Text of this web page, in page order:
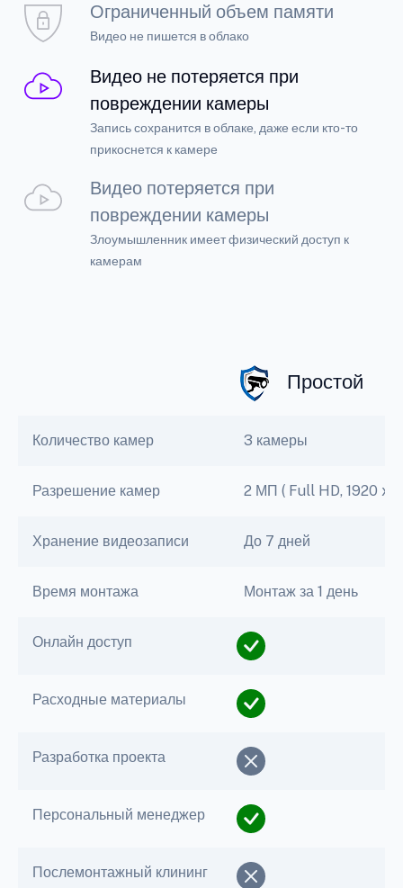
Ограниченный объем памяти
Видео не пишется в облако
Видео не потеряется при
повреждении камеры
Запись сохранится в облаке, даже если кто-то
прикоснется к камере
Видео потеряется при
повреждении камеры
Злоумышленник имеет физический доступ к
камерам
Простой
Количество камер 3 камеры
Разрешение камер 2 МП ( Full HD, 1920 x
Хранение видеозаписи До 7 дней
Время монтажа Монтаж за 1 день
Онлайн доступ
Расходные материалы
Разработка проекта
Персональный менеджер
Послемонтажный клининг